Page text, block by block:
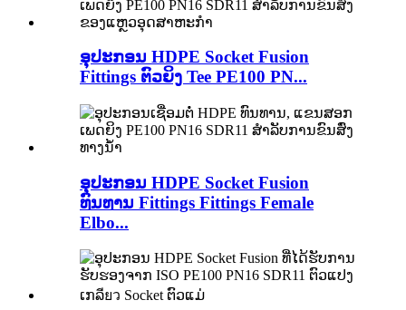
ອຸປະກອນ HDPE Socket Fusion
Fittings ຕົວຍິງ Tee PE100 PN...
ອຸປະກອນ HDPE Socket Fusion
ທົນທານ Fittings Fittings Female
Elbo...